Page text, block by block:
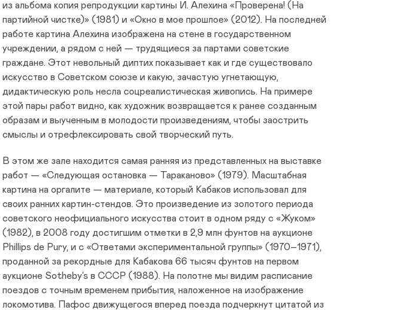
из альбома копия репродукции картины И. Алехина «Проверена! (На
партийной чистке)» (1981) и «Окно в мое прошлое» (2012). На последней
работе картина Алехина изображена на стене в государственном
учреждении, а рядом с ней — трудящиеся за партами советские
граждане. Этот невольный диптих показывает как и где существовало
искусство в Советском союзе и какую, зачастую угнетающую,
дидактическую роль несла соцреалистическая живопись. На примере
этой пары работ видно, как художник возвращается к ранее созданным
образам и выученным в молодости произведениям, чтобы заострить
смыслы и отрефлексировать свой творческий путь.
В этом же зале находится самая ранняя из представленных на выставке
работ — «Следующая остановка — Тараканово» (1979). Масштабная
картина на оргалите — материале, который Кабаков использовал для
своих ранних картин-стендов. Это произведение из золотого периода
советского неофициального искусства стоит в одном ряду с «Жуком»
(1982), в 2008 году достигшим отметки в 2,9 млн фунтов на аукционе
Phillips de Pury, и с «Ответами экспериментальной группы» (1970–1971),
проданной за рекордные для Кабакова 66 тысяч фунтов на первом
аукционе Sotheby’s в СССР (1988). На полотне мы видим расписание
поездов с точным временем прибытия, наложенное на изображение
локомотива. Пафос движущегося вперед поезда подчеркнут цитатой из